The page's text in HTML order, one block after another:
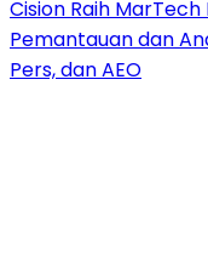
Cision Raih
Pemantauan dan
Pers, dan AEO